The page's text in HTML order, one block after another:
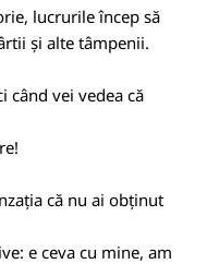
lucrurile încep să
și alte tâmpenii.
când vei vedea că
că nu ai obținut
e ceva cu mine, am